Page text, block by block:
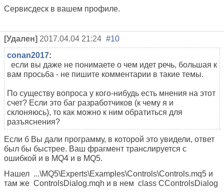
Сервисдеск в вашем профиле.
[Удален] 2017.04.04 21:24 #10
conan2017:
если вы даже не понимаете о чем идет речь, большая к
вам просьба - не пишите комментарии в такие темы.
По существу вопроса у кого-нибудь есть мнения на этот
счет? Если это баг разработчиков (к чему я и
склоняюсь), то как можно к ним обратиться для
разъяснения?
Если б Вы дали программу, в которой это увидели, ответ
был бы быстрее. Ваш фрагмент транслируется с
ошибкой и в MQ4 и в MQ5.
Нашел ...\MQ5\Experts\Examples\Controls\Controls.mq5 и
там же ControlsDialog.mqh и в нем class CControlsDialog